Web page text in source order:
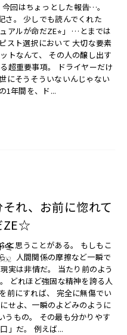
回はちょっとした報告…。
さ。 少しでも読んでくれた
アルが命だZE⭐︎」 …とまでは
スト選択において 大切な要素
トなんて、 その人の醸し出す
超重要事項。 ドライヤーだけ
にそうそういないんじゃない
1年間を、ド...
それ、お前に惚れて
ZE☆
冬と思うことがある。 もしもこ
、 人間関係の摩擦など一瞬で
実は非情だ。 当たり前のよう
どれほど強固な精神を誇る人
前にすれば、 完全に無傷でい
せよ、一瞬のよどみのように
うもの。 その最も分かりやす
」だ。 例えば...